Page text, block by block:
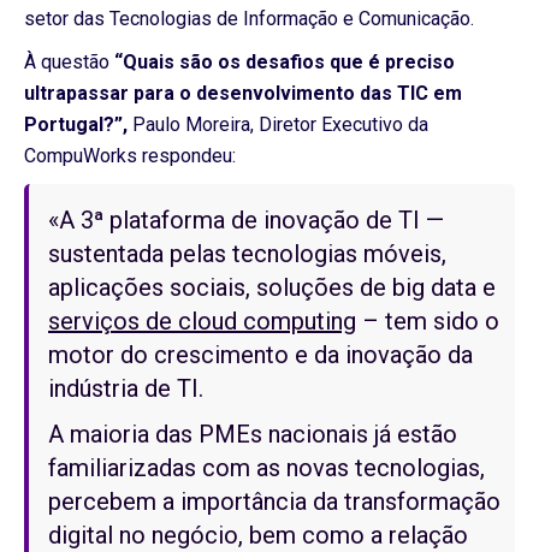
setor das Tecnologias de Informação e Comunicação.
À questão “Quais são os desafios que é preciso
ultrapassar para o desenvolvimento das TIC em
Portugal?”, Paulo Moreira, Diretor Executivo da
CompuWorks respondeu:
«A 3ª plataforma de inovação de TI —
sustentada pelas tecnologias móveis,
aplicações sociais, soluções de big data e
serviços de cloud computing – tem sido o
motor do crescimento e da inovação da
indústria de TI.
A maioria das PMEs nacionais já estão
familiarizadas com as novas tecnologias,
percebem a importância da transformação
digital no negócio, bem como a relação